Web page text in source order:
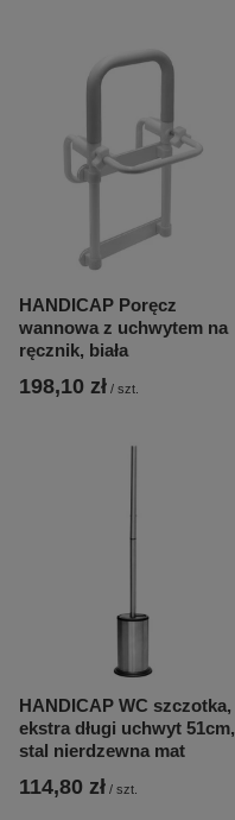
HANDICAP Poręcz
wannowa z uchwytem na
ręcznik, biała
198,10 zł / szt.
HANDICAP WC szczotka,
ekstra długi uchwyt 51cm,
stal nierdzewna mat
114,80 zł / szt.